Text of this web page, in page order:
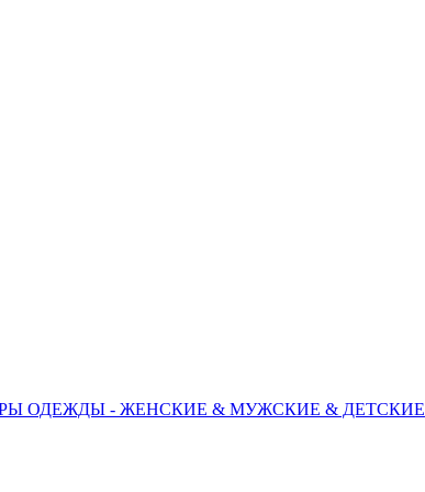
ОДЕЖДЫ - ЖЕНСКИЕ & МУЖСКИЕ & ДЕТСКИЕ